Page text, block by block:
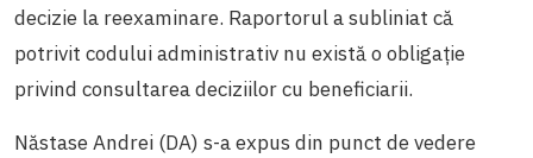
decizie la reexaminare. Raportorul a subliniat că
potrivit codului administrativ nu există o obligație
privind consultarea deciziilor cu beneficiarii.
Năstase Andrei (DA) s-a expus din punct de vedere